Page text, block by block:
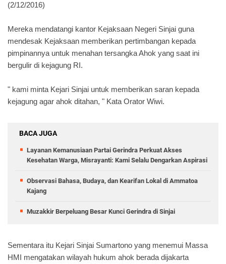
(2/12/2016)
Mereka mendatangi kantor Kejaksaan Negeri Sinjai guna
mendesak Kejaksaan memberikan pertimbangan kepada
pimpinannya untuk menahan tersangka Ahok yang saat ini
bergulir di kejagung RI.
" kami minta Kejari Sinjai untuk memberikan saran kepada
kejagung agar ahok ditahan, " Kata Orator Wiwi.
BACA JUGA
Layanan Kemanusiaan Partai Gerindra Perkuat Akses
Kesehatan Warga, Misrayanti: Kami Selalu Dengarkan Aspirasi
Observasi Bahasa, Budaya, dan Kearifan Lokal di Ammatoa
Kajang
Muzakkir Berpeluang Besar Kunci Gerindra di Sinjai
Sementara itu Kejari Sinjai Sumartono yang menemui Massa
HMI mengatakan wilayah hukum ahok berada dijakarta